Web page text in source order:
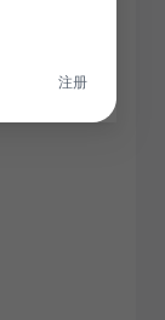
注册